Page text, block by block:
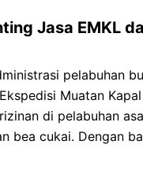
Jasa EMKL
pelabuhan
Muatan
di pelabuhan
bea cukai. Dengan